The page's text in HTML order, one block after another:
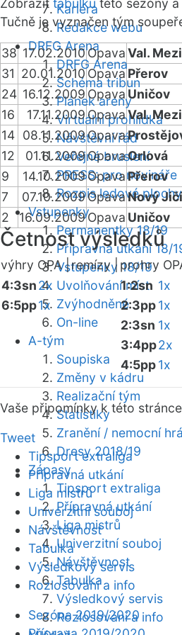
Kariéra
Redakce webu
DRFG Arena
DRFG Arena
Schéma tribun
Plánek areny
Virtuální prohlídka
Návštěvní řád
Veřejné bruslení
PRESS: pro novináře
Rozpis ledové plochy
Vstupenky
Permanentky 18/19
Přípravná utkání 18/
Vstupenky 18/19
Uvolňování míst
Zvýhodněné
On-line
A-tým
Soupiska
Změny v kádru
Realizační tým
Statistiky
Zranění / nemocní
Dresy 2018/19
Zápasy
Tipsport extraliga
Přípravná utkání
Liga mistrů
Univerzitní souboj
Návštěvnost
Tabulka
Výsledkový servis
Rozlosování a info
Zobrazit tabulku této sezóny a
Tučně je vyznačen tým
38 17.02.2010 OpavaVal.
31 20.01.2010OpavaPřerov
24 16.12.2009 Opava Uničov
16
17.11.2009OpavaVal.
14 08.11.2009Opava
12
01.11.2009OpavaOrlová
9
14.10.2009OpavaPřerov
7
07.10.2009OpavaNový
2
16.09.2009Opava Uničov
Četnost výsledků
výhry OPA |remízy | prohry
4:3sn2x
6:5pp1x
1:2sn 1x
2:3pp1x
2:3sn 1x
3:4pp2x
4:5pp1x
Vaše připomínky k této
Tweet
Tipsport extraliga
Přípravná utkání
Liga mistrů
Univerzitní souboj
Návštěvnost
Tabulka
Výsledkový servis
Rozlosování a info
Sezóna 2019/2020